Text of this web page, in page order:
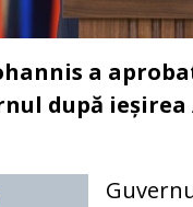
a
după ieșirea